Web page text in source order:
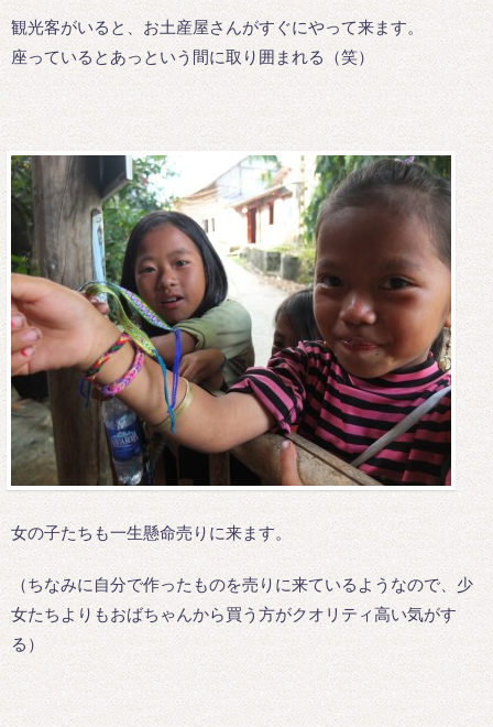
観光客がいると、お土産屋さんがすぐにやって来ます。
座っているとあっという間に取り囲まれる（笑）
女の子たちも一生懸命売りに来ます。
（ちなみに自分で作ったものを売りに来ているようなので、少
女たちよりもおばちゃんから買う方がクオリティ高い気がす
る）